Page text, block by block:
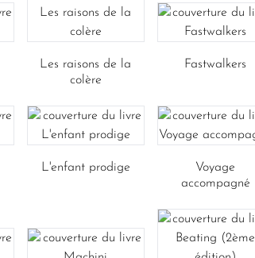
Les raisons de la
colère
Fastwalkers
L'enfant prodige
Voyage
accompagné